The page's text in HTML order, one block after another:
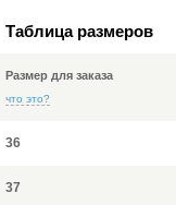
Таблица размеров
Размер для заказа
что это?
36
37